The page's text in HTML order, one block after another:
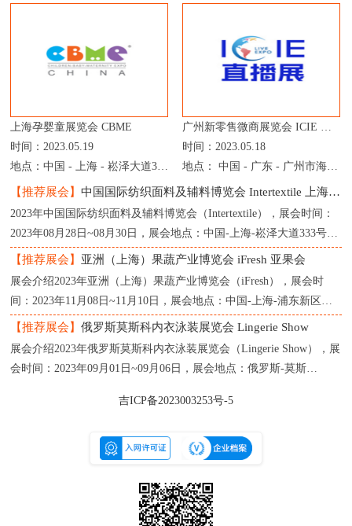
上海孕婴童展览会 CBME
时间：2023.05.19
地点：中国 - 上海 - 崧泽大道333号 - 上海国家会展中心
广州新零售微商展览会 ICIE 中国网红直播电商交易展览会
时间：2023.05.18
地点： 中国 - 广东 - 广州市海珠区新港东路1000号 - 广州保利世贸博览馆
【推荐展会】中国国际纺织面料及辅料博览会 Intertextile 上海纺织展
2023年中国国际纺织面料及辅料博览会（Intertextile），展会时间：
2023年08月28日~08月30日，展会地点：中国-上海-崧泽大道333号-
上海国家会展中心，主办方：中国国际贸促会纺织行业分
【推荐展会】 亚洲（上海）果蔬产业博览会 iFresh 亚果会
展会介绍2023年亚洲（上海）果蔬产业博览会（iFresh），展会时
间：2023年11月08日~11月10日，展会地点：中国-上海-浦东新区龙
阳路2345号-上海新国际博览中心，主办方：亚果会（上海）
【推荐展会】俄罗斯莫斯科内衣泳装展览会 Lingerie Show
展会介绍2023年俄罗斯莫斯科内衣泳装展览会（Lingerie Show），展
会时间：2023年09月01日~09月06日，展会地点：俄罗斯-莫斯
吉ICP备2023003253号-5